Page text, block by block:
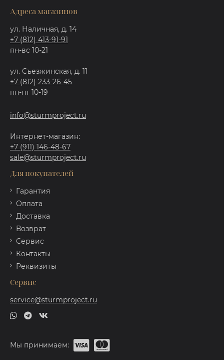
Адреса магазинов
ул. Наличная, д. 14
+7 (812) 413-91-91
пн-вс 10-21
ул. Съезжинская, д. 11
+7 (812) 233-26-45
пн-пт 10-19
info@sturmproject.ru
Интернет-магазин:
+7 (911) 146-48-67
sale@sturmproject.ru
Для покупателей
Гарантия
Оплата
Доставка
Возврат
Сервис
Контакты
Реквизиты
Сервис
service@sturmproject.ru
Мы принимаем: